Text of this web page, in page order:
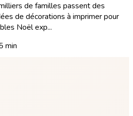
de familles passent des
de décorations à imprimer pour
Noël exp...
min